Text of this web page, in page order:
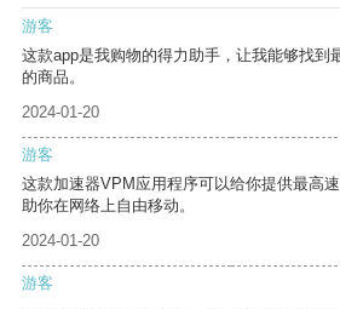
游客
这款app是我购物的得力助手，让我能够找到
的商品。
2024-01-20
游客
这款加速器VPM应用程序可以给你提供最高
助你在网络上自由移动。
2024-01-20
游客